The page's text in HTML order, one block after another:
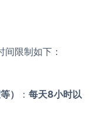
间限制如下：
）
： 每天8小时以